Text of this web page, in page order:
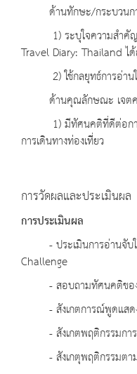
ด้านทักษะ/กระบวนก
1) ระบุใจความสำคัญจ
Travel Diary: Thailand ไ
2) ใช้กลยุทธ์การอ่านใ
ด้านคุณลักษณะ เจตคติ
1) มีทัศนคติที่ดีต่อการ
การเดินทางท่องเที่ยว
การวัดผลและประเมินผล
การประเมินผล
- ประเมินการอ่านจับใ
Challenge
- สอบถามทัศนคติของผู้
- สังเกตการณ์พูดแสดง
- สังเกตพฤติกรรมการ
- สังเกตุพฤติกรรมตา